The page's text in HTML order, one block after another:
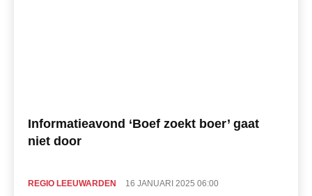
Informatieavond ‘Boef zoekt boer’ gaat
niet door
REGIO LEEUWARDEN 16 JANUARI 2025 06:00